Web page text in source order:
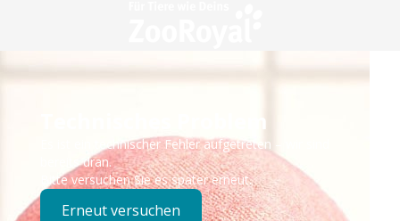
Technisches Problem
Es ist ein technischer Fehler aufgetreten – wir sind
bereits dran.
Bitte versuchen Sie es später erneut.
Erneut versuchen